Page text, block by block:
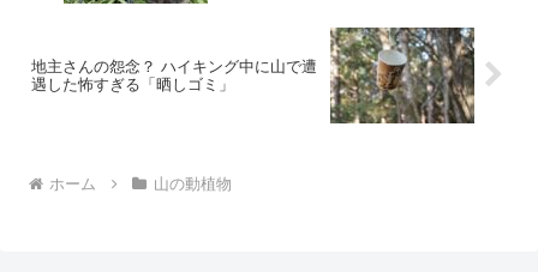
地主さんの怨念？ ハイキング中に山で遭
遇した怖すぎる「晒しゴミ」
ホーム 山の動植物